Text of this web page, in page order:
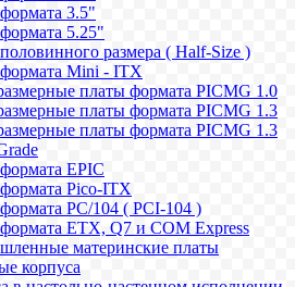
3.5"
5.25"
размера ( Half-Size )
Mini - ITX
платы формата PICMG 1.0
платы формата PICMG 1.3
платы формата PICMG 1.3
EPIC
Pico-ITX
PC/104 ( PCI-104 )
ETX, Q7 и COM Express
материнские платы
корпуса